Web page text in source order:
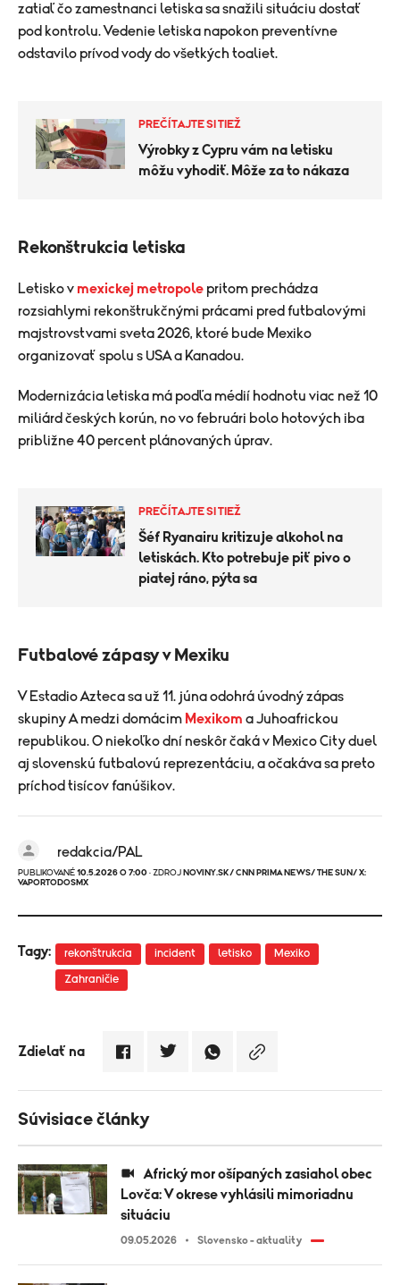
zatiaľ čo zamestnanci letiska sa snažili situáciu dostať
pod kontrolu. Vedenie letiska napokon preventívne
odstavilo prívod vody do všetkých toaliet.
PREČÍTAJTE SI TIEŽ
Výrobky z Cypru vám na letisku
môžu vyhodiť. Môže za to nákaza
Rekonštrukcia letiska
Letisko v mexickej metropole pritom prechádza
rozsiahlymi rekonštrukčnými prácami pred futbalovými
majstrovstvami sveta 2026, ktoré bude Mexiko
organizovať spolu s USA a Kanadou.
Modernizácia letiska má podľa médií hodnotu viac než 10
miliárd českých korún, no vo februári bolo hotových iba
približne 40 percent plánovaných úprav.
PREČÍTAJTE SI TIEŽ
Šéf Ryanairu kritizuje alkohol na
letiskách. Kto potrebuje piť pivo o
piatej ráno, pýta sa
Futbalové zápasy v Mexiku
V Estadio Azteca sa už 11. júna odohrá úvodný zápas
skupiny A medzi domácim Mexikom a Juhoafrickou
republikou. O niekoľko dní neskôr čaká v Mexico City duel
aj slovenskú futbalovú reprezentáciu, a očakáva sa preto
príchod tisícov fanúšikov.
redakcia/PAL
PUBLIKOVANÉ 10.5.2026 O 7:00 · ZDROJ NOVINY.SK/ CNN PRIMA NEWS/ THE SUN/ X:
VAPORTODOSMX
Tagy: rekonštrukcia incident letisko Mexiko
Zahraničie
Zdielať na
Súvisiace články
Lovča: V okrese vyhlásili mimoriadnu
situáciu
09.05.2026 Slovensko - aktuality